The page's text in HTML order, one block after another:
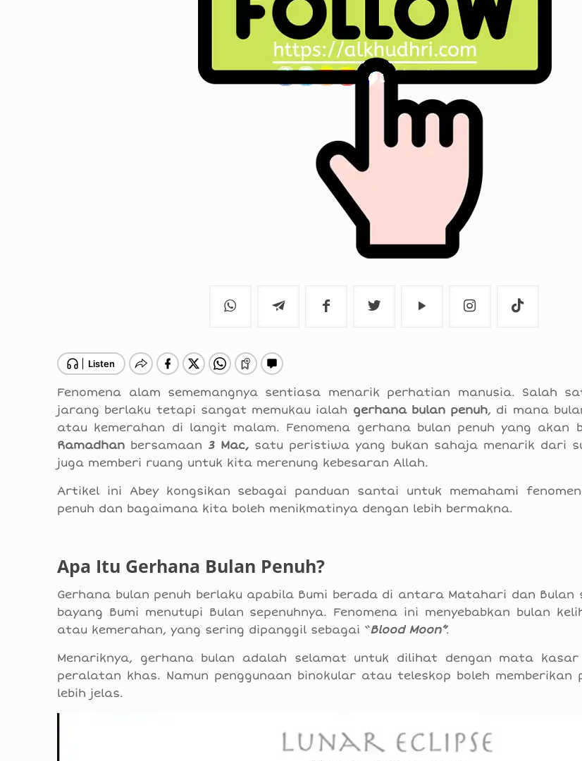
Fenomena alam sememangnya sentiasa menarik perhatian manusia. Salah
jarang berlaku tetapi sangat memukau ialah gerhana bulan penuh, di mana
atau kemerahan di langit malam. Fenomena gerhana bulan penuh yang akan
Ramadhan bersamaan 3 Mac, satu peristiwa yang bukan sahaja menarik dari
juga memberi ruang untuk kita merenung kebesaran Allah.
Artikel ini Abey kongsikan sebagai panduan santai untuk memahami
penuh dan bagaimana kita boleh menikmatinya dengan lebih bermakna.
Apa Itu Gerhana Bulan Penuh?
Gerhana bulan penuh berlaku apabila Bumi berada di antara Matahari dan Bulan
bayang Bumi menutupi Bulan sepenuhnya. Fenomena ini menyebabkan bulan
atau kemerahan, yang sering dipanggil sebagai “Blood Moon”.
Menariknya, gerhana bulan adalah selamat untuk dilihat dengan mata
peralatan khas. Namun penggunaan binokular atau teleskop boleh memberikan
lebih jelas.